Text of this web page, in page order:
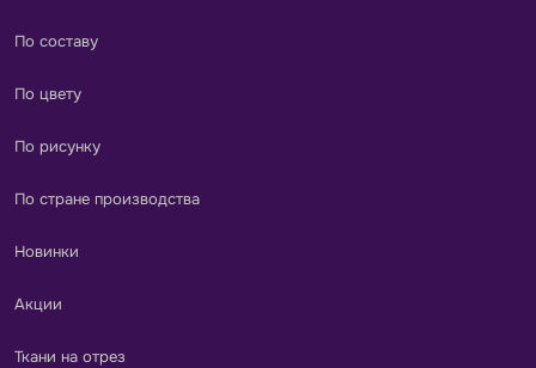
По составу
По цвету
По рисунку
По стране производства
Новинки
Акции
Ткани на отрез